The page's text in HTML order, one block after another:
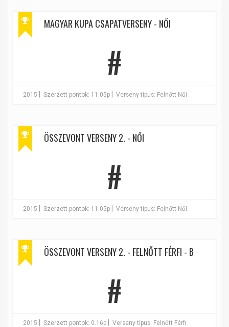
MAGYAR KUPA CSAPATVERSENY - NŐI
#
2015 Szerzett pontok: 11.05p Verseny típus: Felnőtt Női
ÖSSZEVONT VERSENY 2. - NŐI
#
2015 Szerzett pontok: 11.05p Verseny típus: Felnőtt Női
ÖSSZEVONT VERSENY 2. - FELNŐTT FÉRFI - B
#
2015 Szerzett pontok: 0.16p Verseny típus: Felnőtt Férfi